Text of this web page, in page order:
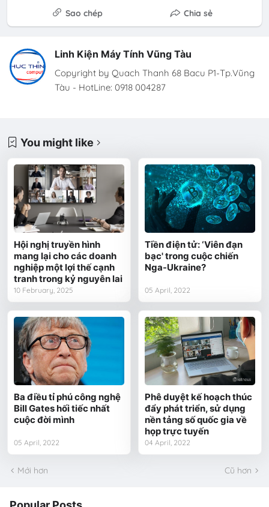
Sao chép
Chia sẻ
Linh Kiện Máy Tính Vũng Tàu
Copyright by Quach Thanh 68 Bacu P1-Tp.Vũng
Tàu - HotLine: 0918 004287
You might like
Hội nghị truyền hình
mang lại cho các doanh
nghiệp một lợi thế cạnh
tranh trong kỷ nguyên lai
10 February, 2025
Tiền điện tử: ‘Viên đạn
bạc' trong cuộc chiến
Nga-Ukraine?
05 April, 2022
Ba điều tỉ phú công nghệ
Bill Gates hối tiếc nhất
cuộc đời mình
05 April, 2022
Phê duyệt kế hoạch thúc
đẩy phát triển, sử dụng
nền tảng số quốc gia về
họp trực tuyến
04 April, 2022
Mới hơn Cũ hơn